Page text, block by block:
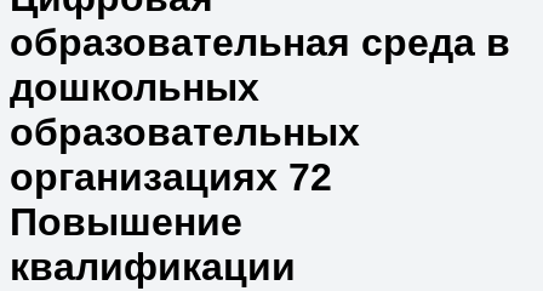
образовательная среда в
дошкольных
образовательных
организациях 72
Повышение
квалификации